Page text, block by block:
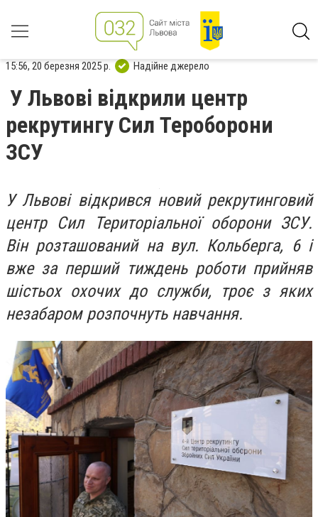
15:56, 20 березня 2025 р. Надійне джерело
У Львові відкрили центр
рекрутингу Сил Тероборони
ЗСУ
У Львові відкрився новий рекрутинговий
центр Сил Територіальної оборони ЗСУ.
Він розташований на вул. Кольберга, 6 і
вже за перший тиждень роботи прийняв
шістьох охочих до служби, троє з яких
незабаром розпочнуть навчання.